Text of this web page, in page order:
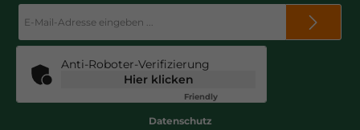
Mail-
Adresse
*
Anti-Roboter-Verifizierung
Hier klicken
Friendly
Datenschutz